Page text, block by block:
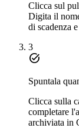
Clicca sul
Digita il
di scadenza
3
task_alt
Spuntala
Clicca sulla
completare
archiviata in